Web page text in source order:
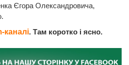
Єгора Олександровича,
каналі. Там коротко і ясно.